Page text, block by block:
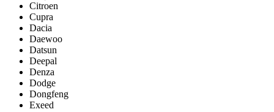
Citroen
Cupra
Dacia
Daewoo
Datsun
Deepal
Denza
Dodge
Dongfeng
Exeed